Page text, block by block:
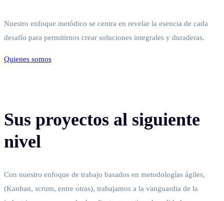
Nuestro enfoque metódico se centra en revelar la esencia de cada
desafío para permitirnos crear soluciones integrales y duraderas.
Quienes somos
Sus proyectos al siguiente
nivel
Con nuestro enfoque de trabajo basados en metodologías ágiles,
(Kanban, scrum, entre otras), trabajamos a la vanguardia de la